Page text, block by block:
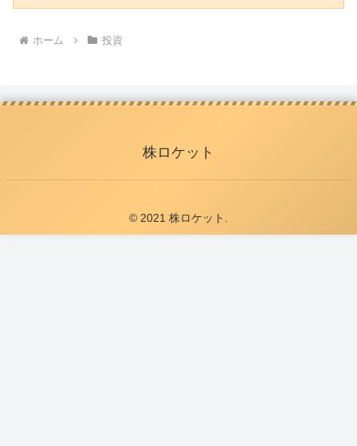
ホーム 投資
株ロケット
© 2021 株ロケット.